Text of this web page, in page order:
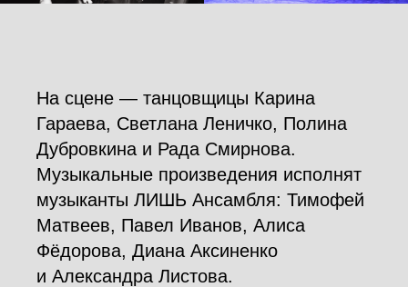
На сцене — танцовщицы Карина
Гараева, Светлана Леничко, Полина
Дубровкина и Рада Смирнова.
Музыкальные произведения исполнят
музыканты ЛИШЬ Ансамбля: Тимофей
Матвеев, Павел Иванов, Алиса
Фёдорова, Диана Аксиненко
и Александра Листова.